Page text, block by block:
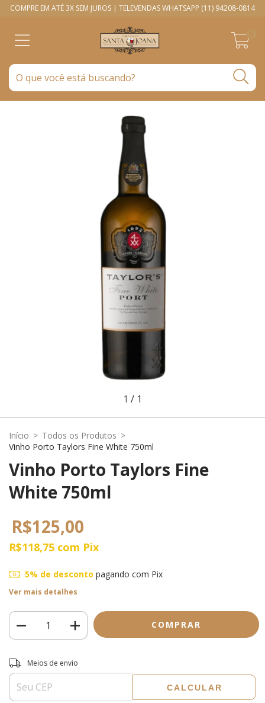
COMPRE EM ATÉ 3X SEM JUROS | TELEVENDAS WHATSAPP (11) 94208-0814
1 / 1
Início > Todos os Produtos >
Vinho Porto Taylors Fine White 750ml
Vinho Porto Taylors Fine
White 750ml
R$125,00
R$118,75 com Pix
5% de desconto pagando com Pix
Ver mais detalhes
Entregas para o CEP:
Meios de envio
CALCULAR